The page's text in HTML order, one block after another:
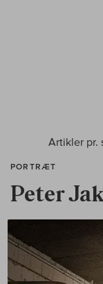
Artikler pr.
PORTRÆT
Peter